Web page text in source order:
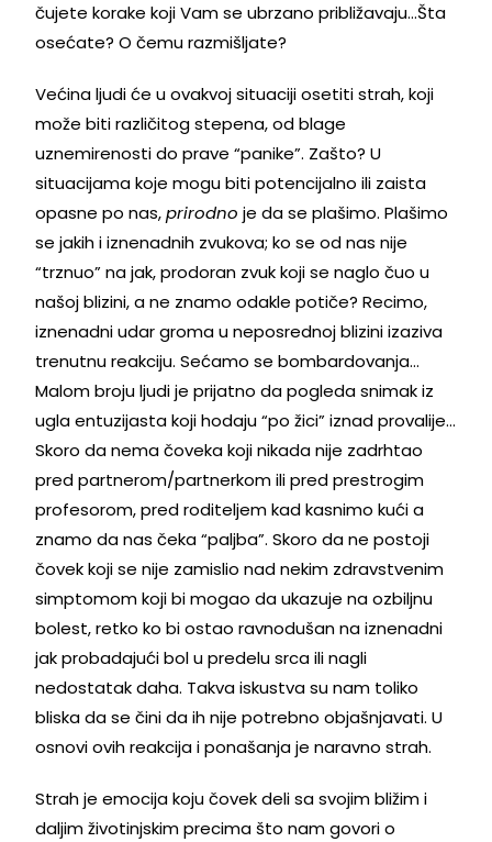
čujete korake koji Vam se ubrzano približavaju…Šta
osećate? O čemu razmišljate?
Većina ljudi će u ovakvoj situaciji osetiti strah, koji
može biti različitog stepena, od blage
uznemirenosti do prave “panike”. Zašto? U
situacijama koje mogu biti potencijalno ili zaista
opasne po nas,prirodno je da se plašimo. Plašimo
se jakih i iznenadnih zvukova; ko se od nas nije
“trznuo” na jak, prodoran zvuk koji se naglo čuo u
našoj blizini, a ne znamo odakle potiče? Recimo,
iznenadni udar groma u neposrednoj blizini izaziva
trenutnu reakciju. Sećamo se bombardovanja…
Malom broju ljudi je prijatno da pogleda snimak iz
ugla entuzijasta koji hodaju “po žici” iznad provalije…
Skoro da nema čoveka koji nikada nije zadrhtao
pred partnerom/partnerkom ili pred prestrogim
profesorom, pred roditeljem kad kasnimo kući a
znamo da nas čeka “paljba”. Skoro da ne postoji
čovek koji se nije zamislio nad nekim zdravstvenim
simptomom koji bi mogao da ukazuje na ozbiljnu
bolest, retko ko bi ostao ravnodušan na iznenadni
jak probadajući bol u predelu srca ili nagli
nedostatak daha. Takva iskustva su nam toliko
bliska da se čini da ih nije potrebno objašnjavati. U
osnovi ovih reakcija i ponašanja je naravno strah.
Strah je emocija koju čovek deli sa svojim bližim i
daljim životinjskim precima što nam govori o